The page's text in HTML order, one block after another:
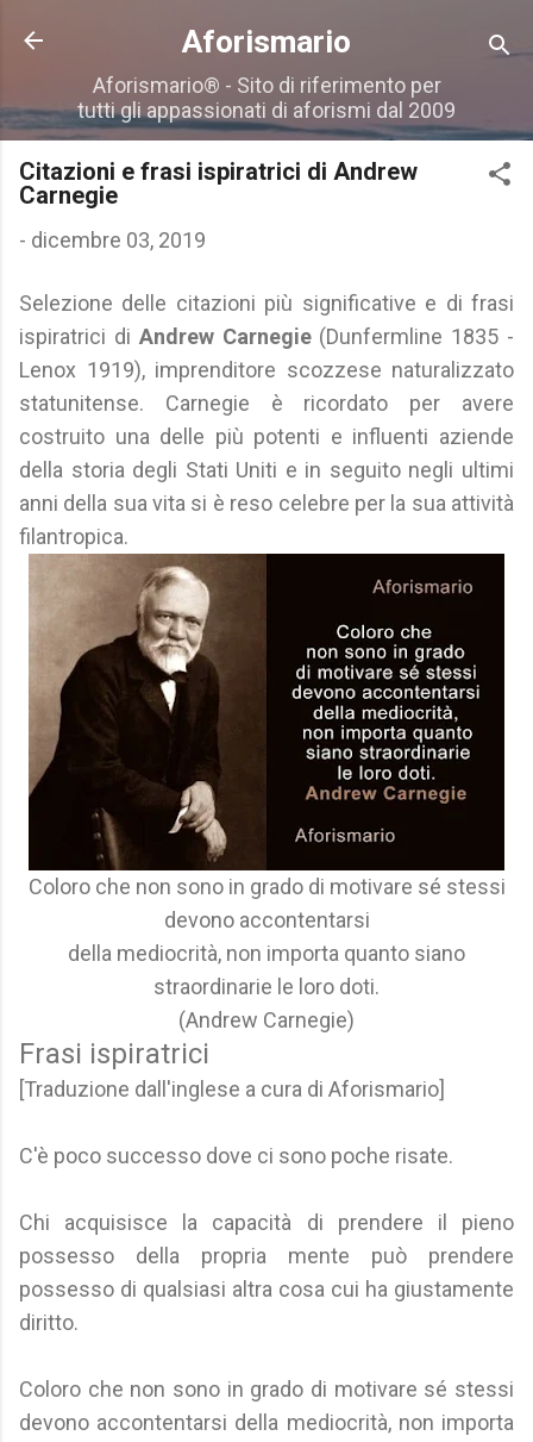
Passa ai contenuti principali
Aforismario
Aforismario® - Sito di riferimento per
tutti gli appassionati di aforismi dal 2009
Citazioni e frasi ispiratrici di Andrew
Carnegie
- dicembre 03, 2019
Selezione delle citazioni più significative e di frasi
ispiratrici di Andrew Carnegie(Dunfermline 1835 -
Lenox 1919), imprenditore scozzese naturalizzato
statunitense. Carnegie è ricordato per avere
costruito una delle più potenti e influenti aziende
della storia degli Stati Uniti e in seguito negli ultimi
anni della sua vita si è reso celebre per la sua attività
filantropica.
Coloro che non sono in grado di motivare sé stessi
devono accontentarsi
della mediocrità, non importa quanto siano
straordinarie le loro doti.
(Andrew Carnegie)
Frasi ispiratrici
[Traduzione dall'inglese a cura di Aforismario]
C'è poco successo dove ci sono poche risate.
Chi acquisisce la capacità di prendere il pieno
possesso della propria mente può prendere
possesso di qualsiasi altra cosa cui ha giustamente
diritto.
Coloro che non sono in grado di motivare sé stessi
devono accontentarsi della mediocrità, non importa